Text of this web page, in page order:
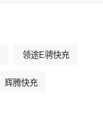
领途E骋快充
辉腾快充